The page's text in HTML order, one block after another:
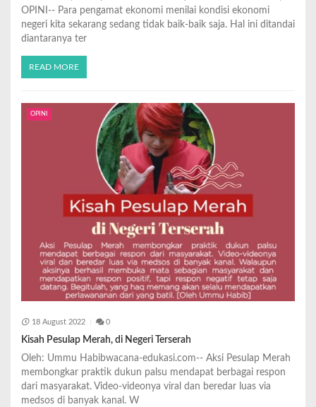
OPINI-- Para pengamat ekonomi menilai kondisi ekonomi
negeri kita sekarang sedang tidak baik-baik saja. Hal ini ditandai
diantaranya ter
READ MORE
OPINI
18 August 2022 0
Kisah Pesulap Merah, di Negeri Terserah
Oleh: Ummu Habibwacana-edukasi.com-- Aksi Pesulap Merah
membongkar praktik dukun palsu mendapat berbagai respon
dari masyarakat. Video-videonya viral dan beredar luas via
medsos di banyak kanal. W